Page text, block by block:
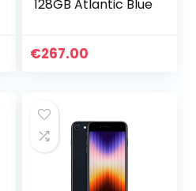
128GB Atlantic Blue
€267.00